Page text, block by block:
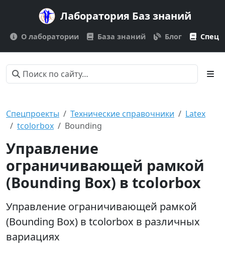
Лаборатория Баз знаний
О лаборатории База знаний Блог
Спецпроекты Технические справочники
Latex
tcolorbox
Bounding
Управление
ограничивающей рамкой
(Bounding Box) в tcolorbox
Управление ограничивающей рамкой
(Bounding Box) в tcolorbox в различных
вариациях